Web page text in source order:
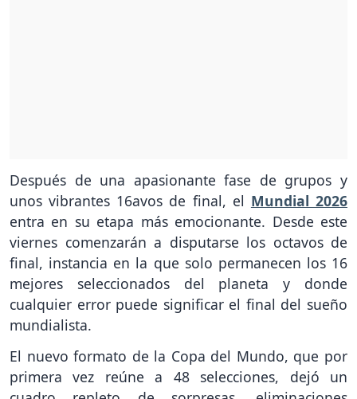
Después de una apasionante fase de grupos y
unos vibrantes 16avos de final, el Mundial 2026
entra en su etapa más emocionante. Desde este
viernes comenzarán a disputarse los octavos de
final, instancia en la que solo permanecen los 16
mejores seleccionados del planeta y donde
cualquier error puede significar el final del sueño
mundialista.
El nuevo formato de la Copa del Mundo, que por
primera vez reúne a 48 selecciones, dejó un